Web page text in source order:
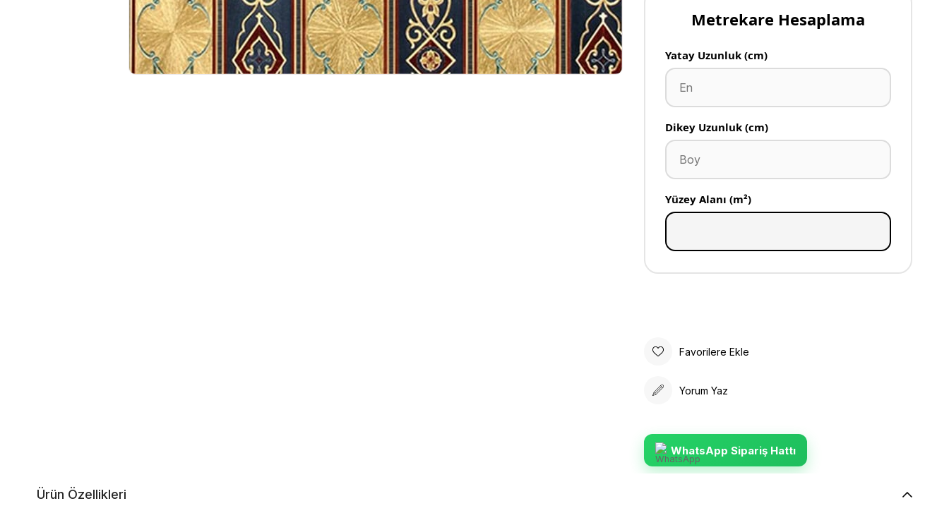
Metrekare Hesaplama
Yatay Uzunluk (cm)
Dikey Uzunluk (cm)
Yüzey Alanı (m²)
Favorilere Ekle
Yorum Yaz
WhatsApp Sipariş Hattı
Ürün Özellikleri